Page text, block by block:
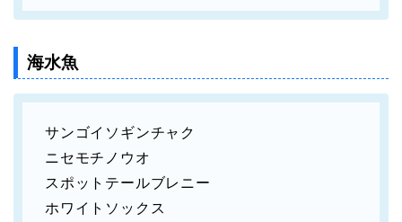
海水魚
サンゴイソギンチャク
ニセモチノウオ
スポットテールブレニー
ホワイトソックス